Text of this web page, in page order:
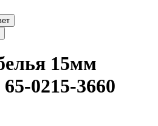
цвет
15мм
0215-3660